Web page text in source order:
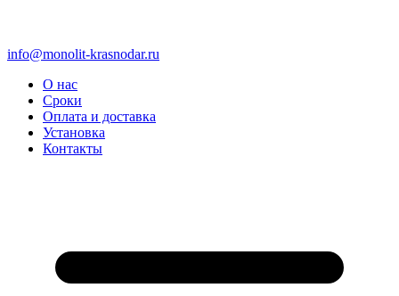
info@monolit-krasnodar.ru
О нас
Сроки
Оплата и доставка
Установка
Контакты